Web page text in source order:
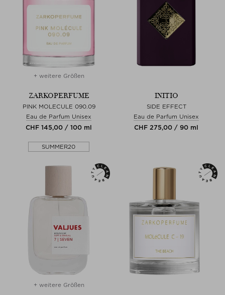
+ weitere Größen
ZARKOPERFUME
PINK MOLECULE 090.09
Eau de Parfum Unisex
CHF 145,00 / 100 ml
SUMMER20
INITIO
SIDE EFFECT
Eau de Parfum Unisex
CHF 275,00 / 90 ml
+ weitere Größen